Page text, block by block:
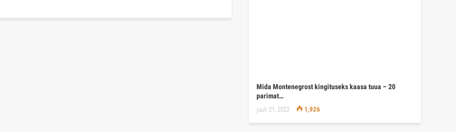
Mida Montenegrost kingituseks kaasa tuua – 20
parimat…
juuli 21, 2022 1,926